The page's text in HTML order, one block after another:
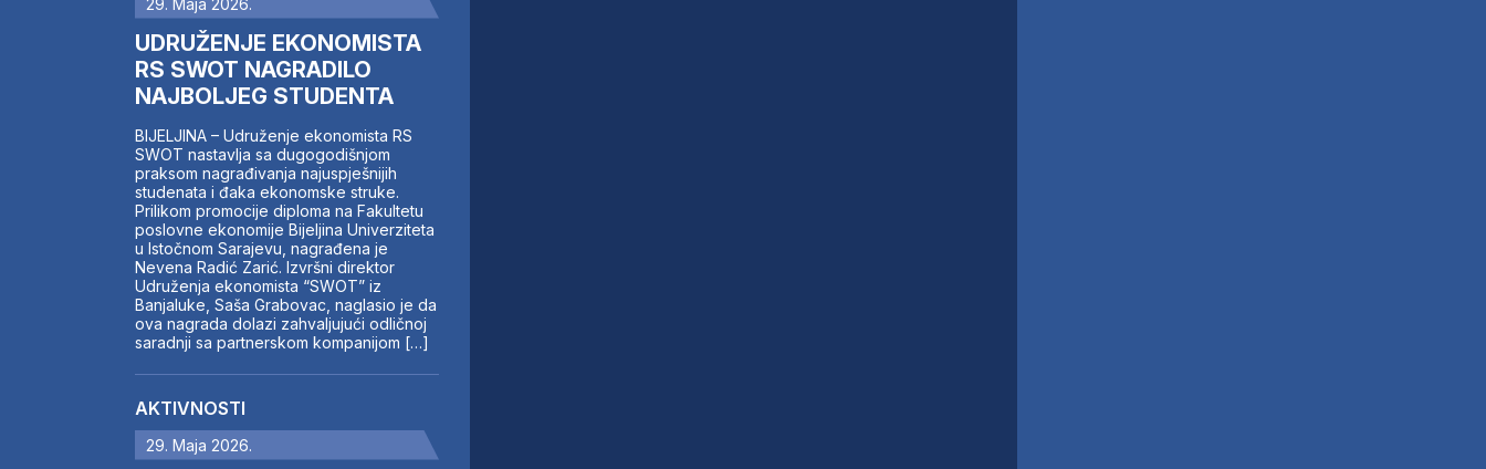
UDRUŽENJE EKONOMISTA
RS SWOT NAGRADILO
NAJBOLJEG STUDENTA
BIJELJINA – Udruženje ekonomista RS
SWOT nastavlja sa dugogodišnjom
praksom nagrađivanja najuspješnijih
studenata i đaka ekonomske struke.
Prilikom promocije diploma na Fakultetu
poslovne ekonomije Bijeljina Univerziteta
u Istočnom Sarajevu, nagrađena je
Nevena Radić Zarić. Izvršni direktor
Udruženja ekonomista “SWOT” iz
Banjaluke, Saša Grabovac, naglasio je da
ova nagrada dolazi zahvaljujući odličnoj
saradnji sa partnerskom kompanijom […]
AKTIVNOSTI
29. Maja 2026.